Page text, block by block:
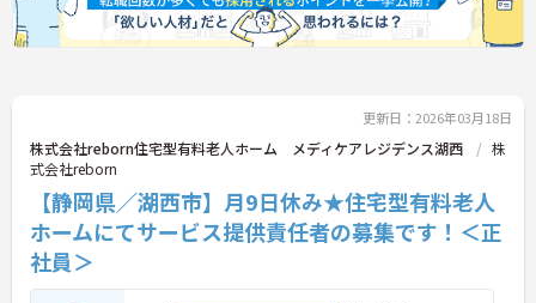
更新日：2026年03月18日
株式会社reborn住宅型有料老人ホーム メディケアレジデンス湖西
株
式会社reborn
【静岡県／湖西市】月9日休み★住宅型有料老人
ホームにてサービス提供責任者の募集です！＜正
社員＞